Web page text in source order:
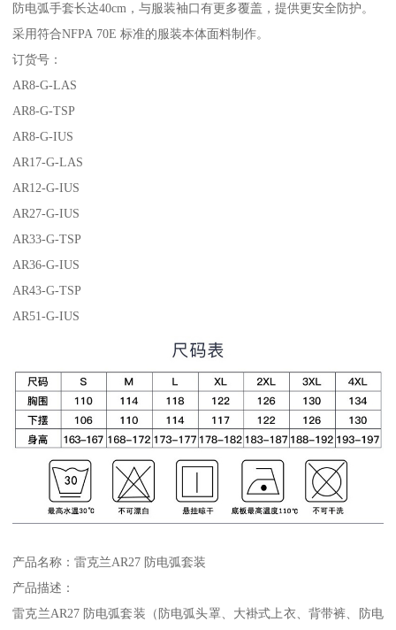
防电弧手套长达40cm，与服装袖口有更多覆盖，提供更安全防护。
采用符合NFPA 70E 标准的服装本体面料制作。
订货号：
AR8-G-LAS
AR8-G-TSP
AR8-G-IUS
AR17-G-LAS
AR12-G-IUS
AR27-G-IUS
AR33-G-TSP
AR36-G-IUS
AR43-G-TSP
AR51-G-IUS
产品名称：雷克兰AR27 防电弧套装
产品描述：
雷克兰AR27 防电弧套装（防电弧头罩、大褂式上衣、背带裤、防电